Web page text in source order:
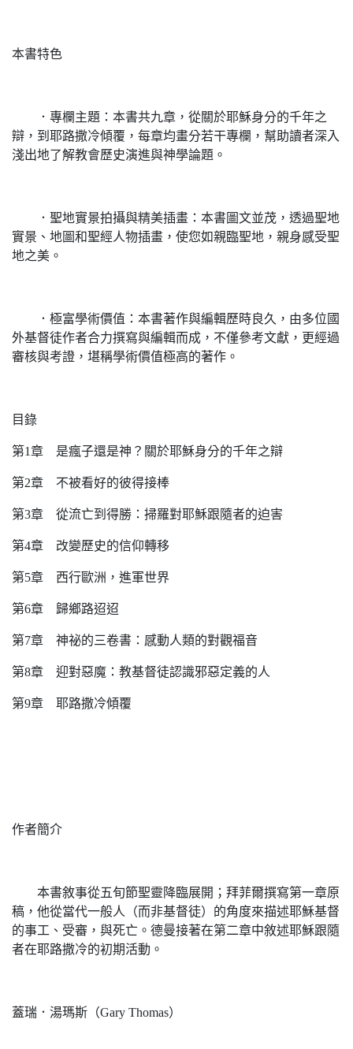
本書特色
．專欄主題：本書共九章，從關於耶穌身分的千年之
辯，到耶路撒冷傾覆，每章均畫分若干專欄，幫助讀者深入
淺出地了解教會歷史演進與神學論題。
．聖地實景拍攝與精美插畫：本書圖文並茂，透過聖地
實景、地圖和聖經人物插畫，使您如親臨聖地，親身感受聖
地之美。
．極富學術價值：本書著作與編輯歷時良久，由多位國
外基督徒作者合力撰寫與編輯而成，不僅參考文獻，更經過
審核與考證，堪稱學術價值極高的著作。
目錄
第1章 是瘋子還是神？關於耶穌身分的千年之辯
第2章 不被看好的彼得接棒
第3章 從流亡到得勝：掃羅對耶穌跟隨者的迫害
第4章 改變歷史的信仰轉移
第5章 西行歐洲，進軍世界
第6章 歸鄉路迢迢
第7章 神祕的三卷書：感動人類的對觀福音
第8章 迎對惡魔：教基督徒認識邪惡定義的人
第9章 耶路撒冷傾覆
作者簡介
本書敘事從五旬節聖靈降臨展開；拜菲爾撰寫第一章原
稿，他從當代一般人（而非基督徒）的角度來描述耶穌基督
的事工、受審，與死亡。德曼接著在第二章中敘述耶穌跟隨
者在耶路撒冷的初期活動。
蓋瑞．湯瑪斯（Gary Thomas）